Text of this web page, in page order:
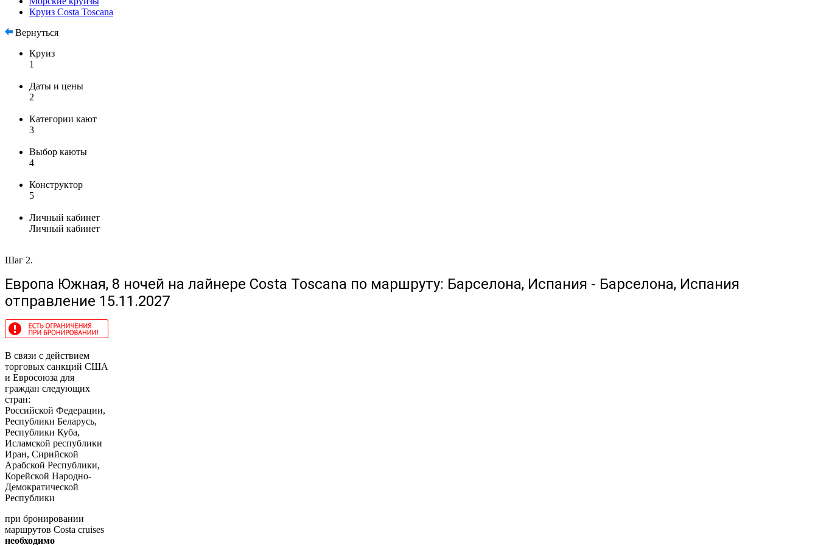
Круиз Costa Toscana
Вернуться
Круиз
1
Даты и цены
2
Категории кают
3
Выбор каюты
4
Конструктор
5
Личный кабинет
Личный кабинет
Шаг 2.
Европа Южная, 8 ночей на лайнере Costa Toscana по маршруту: Барселона, Испания - Барселона, Испания
отправление 15.11.2027
В связи с действием
торговых санкций США
и Евросоюза для
граждан следующих
стран:
Российской Федерации,
Республики Беларусь,
Республики Куба,
Исламской республики
Иран, Сирийской
Арабской Республики,
Корейской Народно-
Демократической
Республики
при бронировании
маршрутов Costa cruises
необходимо